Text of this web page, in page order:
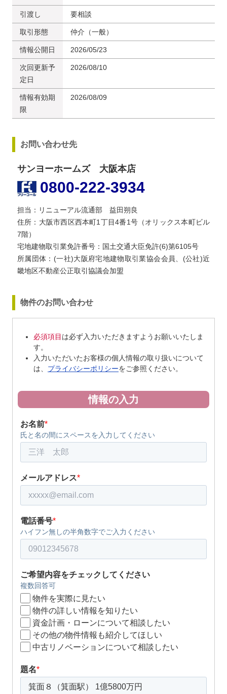
引渡し 要相談
取引形態 仲介（一般）
情報公開日 2026/05/23
次回更新予
定日
2026/08/10
情報有効期
限
2026/08/09
お問い合わせ先
サンヨーホームズ 大阪本店
0800-222-3934
担当：リニューアル流通部 益田朔良
住所：大阪市西区西本町1丁目4番1号（オリックス本町ビル
7階）
宅地建物取引業免許番号：国土交通大臣免許(6)第6105号
所属団体：(一社)大阪府宅地建物取引業協会会員、(公社)近
畿地区不動産公正取引協議会加盟
物件のお問い合わせ
必須項目 は必ず入力いただきますようお願いいたしま
す。
入力いただいたお客様の個人情報の取り扱いについて
は、 プライバシーポリシーをご参照ください。
情報の入力
お名前*
氏と名の間にスペースを入力してください
メールアドレス*
電話番号*
ハイフン無しの半角数字でご入力ください
ご希望内容をチェックしてください
複数回答可
物件を実際に見たい
物件の詳しい情報を知りたい
資金計画・ローンについて相談したい
その他の物件情報も紹介してほしい
中古リノベーションについて相談したい
題名*